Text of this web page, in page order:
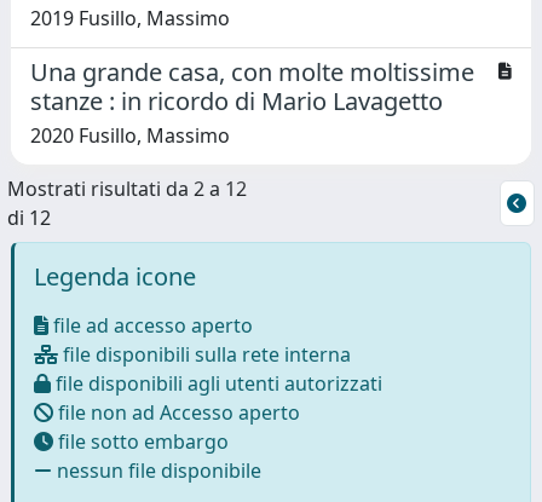
2019 Fusillo, Massimo
Una grande casa, con molte moltissime
stanze : in ricordo di Mario Lavagetto
2020 Fusillo, Massimo
Mostrati risultati da 2 a 12
di 12
Legenda icone
file ad accesso aperto
file disponibili sulla rete interna
file disponibili agli utenti autorizzati
file non ad Accesso aperto
file sotto embargo
nessun file disponibile